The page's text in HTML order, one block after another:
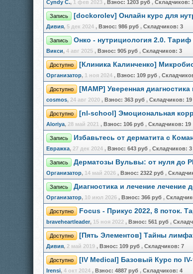
Cyndy C., 1 фев 2023 ,Взнос: 1203 руб ,Складчиков:
Запись [dockorolev] Онлайн курс для
Дивия, 5 дек 2024 ,Взнос: 986 руб ,Складчиков: 3
Запись Онко - нутрициология 2.0.
Викси,4 авг 2025 ,Взнос: 905 руб ,Складчиков: 3
Доступно [Клиника Калинченко]
Организатор, 1 ноя 2024 ,Взнос: 109 руб ,
Доступно [МАМР] Уверенная
cosmos, 24 авг 2020 ,Взнос: 363 руб ,Складчиков: 19
Доступно [nl-school] Эмоциональная
Aloriya, 28 май 2021 ,Взнос: 106 руб ,Складчиков: 19
Запись Избавьтесь от дерматита с
Евражкa, 27 дек 2024 ,Взнос: 643 руб ,Складчиков: 3
Запись Дерматозы Вульвы: от нуля до
Организатор, 14 май 2026 ,Взнос: 2322 руб ,
Запись Диагностика и лечение
Организатор, 10 июл 2026 ,Взнос: 366 руб ,
Доступно Focus - Прикус 2022, 8 поток.
braveheartleader, 15 ноя 2022 ,Взнос: 561 руб ,
Доступно [Пять Элементов] Тайны
Дивия, 2 май 2019 ,Взнос: 109 руб ,Складчиков: 7
Доступно [IV Medical] Базовый Курс по
Irensi,4 окт 2024 ,Взнос: 4887 руб ,Складчиков: 4